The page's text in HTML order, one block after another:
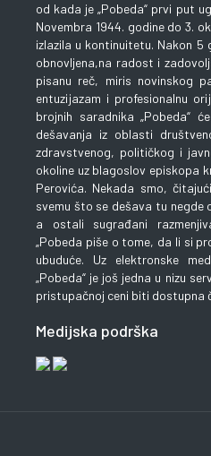
od kada je „Pobeda“ prvi put
Novembra 1944. godine do 3.
izlazila u kontinuitetu. Nakon 5
obnovljena,na radost i
pisanu reč, miris novinskog
entuzijazam i profesionalnu
brojnih saradnika „Pobeda“
dešavanja iz oblasti
zdravstvenog, političkog i
okoline uz blagoslov episkopa
Perovića. Nekada smo,
svemu što se dešava tu negde
a ostali sugrađani
„Pobeda piše o tome, da li si
ubuduće. Uz elektronske
„Pobeda“ je još jedna u nizu
pristupačnoj ceni biti dostupna
Medijska podrška